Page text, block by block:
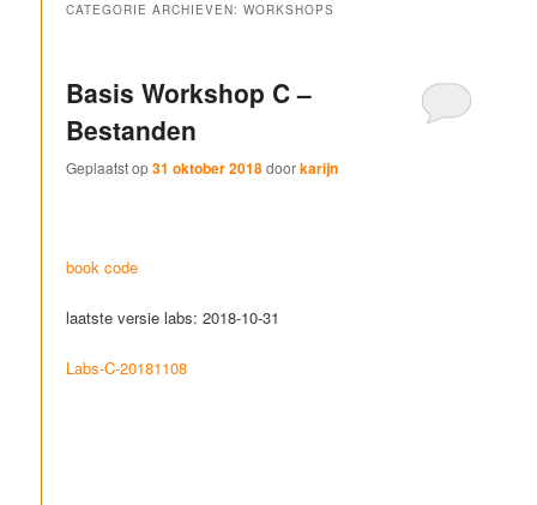
CATEGORIE ARCHIEVEN:WORKSHOPS
Basis Workshop C –
Bestanden
Geplaatst op31 oktober 2018doorkarijn
book code
laatste versie labs: 2018-10-31
Labs-C-20181108